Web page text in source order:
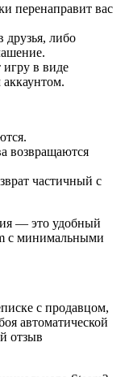
перенаправит вас
друзья, либо
игру в виде
возвращаются
частичный с
— это удобный
с минимальными
с продавцом,
автоматической
отзыв